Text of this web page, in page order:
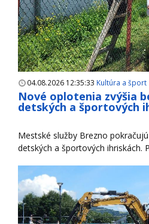
04.08.2026 12:35:33 Kultúra a šport
Nové oplotenia zvýšia
detských a športových
Mestské služby Brezno
detských a športových ihriskách.